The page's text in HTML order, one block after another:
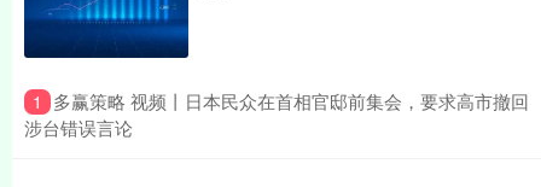
1
​多赢策略 视频丨日本民众在首相官邸前集会，要求高市撤回
涉台错误言论